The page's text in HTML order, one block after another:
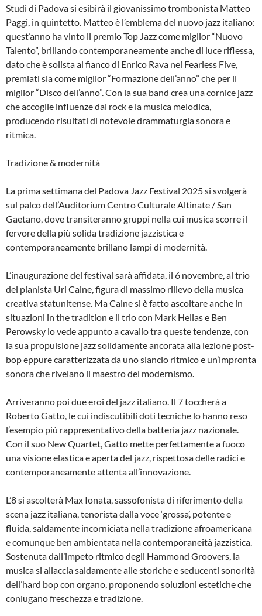
Studi di Padova si esibirà il giovanissimo trombonista Matteo
Paggi, in quintetto. Matteo è l’emblema del nuovo jazz italiano:
quest’anno ha vinto il premio Top Jazz come miglior “Nuovo
Talento”, brillando contemporaneamente anche di luce riflessa,
dato che è solista al fianco di Enrico Rava nei Fearless Five,
premiati sia come miglior “Formazione dell’anno” che per il
miglior “Disco dell’anno”. Con la sua band crea una cornice jazz
che accoglie influenze dal rock e la musica melodica,
producendo risultati di notevole drammaturgia sonora e
ritmica.
Tradizione & modernità
La prima settimana del Padova Jazz Festival 2025 si svolgerà
sul palco dell’Auditorium Centro Culturale Altinate / San
Gaetano, dove transiteranno gruppi nella cui musica scorre il
fervore della più solida tradizione jazzistica e
contemporaneamente brillano lampi di modernità.
L’inaugurazione del festival sarà affidata, il 6 novembre, al trio
del pianista Uri Caine, figura di massimo rilievo della musica
creativa statunitense. Ma Caine si è fatto ascoltare anche in
situazioni in the tradition e il trio con Mark Helias e Ben
Perowsky lo vede appunto a cavallo tra queste tendenze, con
la sua propulsione jazz solidamente ancorata alla lezione post-
bop eppure caratterizzata da uno slancio ritmico e un’impronta
sonora che rivelano il maestro del modernismo.
Arriveranno poi due eroi del jazz italiano. Il 7 toccherà a
Roberto Gatto, le cui indiscutibili doti tecniche lo hanno reso
l’esempio più rappresentativo della batteria jazz nazionale.
Con il suo New Quartet, Gatto mette perfettamente a fuoco
una visione elastica e aperta del jazz, rispettosa delle radici e
contemporaneamente attenta all’innovazione.
L’8 si ascolterà Max Ionata, sassofonista di riferimento della
scena jazz italiana, tenorista dalla voce ‘grossa’, potente e
fluida, saldamente incorniciata nella tradizione afroamericana
e comunque ben ambientata nella contemporaneità jazzistica.
Sostenuta dall’impeto ritmico degli Hammond Groovers, la
musica si allaccia saldamente alle storiche e seducenti sonorità
dell’hard bop con organo, proponendo soluzioni estetiche che
coniugano freschezza e tradizione.